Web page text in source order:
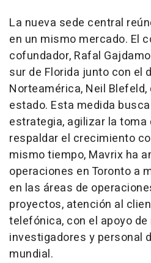
La nueva sede central
en un mismo mercado. El
cofundador, Rafal
sur de Florida junto con el
Norteamérica, Neil
estado. Esta medida
estrategia, agilizar la
respaldar el crecimiento
mismo tiempo, Mavrix ha
operaciones en Toronto a
en las áreas de
proyectos, atención al
telefónica, con el apoyo de
investigadores y personal
mundial.